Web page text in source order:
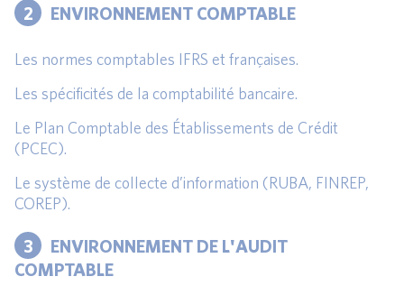
2 ENVIRONNEMENT COMPTABLE
Les normes comptables IFRS et françaises.
Les spécificités de la comptabilité bancaire.
Le Plan Comptable des Établissements de Crédit
(PCEC).
Le système de collecte d’information (RUBA, FINREP,
COREP).
3
ENVIRONNEMENT DE L'AUDIT
COMPTABLE